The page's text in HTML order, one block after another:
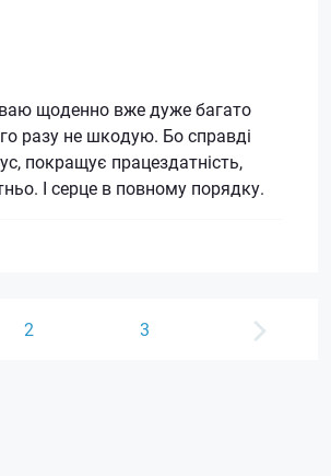
щоденно вже дуже багато
разу не шкодую. Бо справді
покращує працездатність,
І серце в повному порядку.
2 3